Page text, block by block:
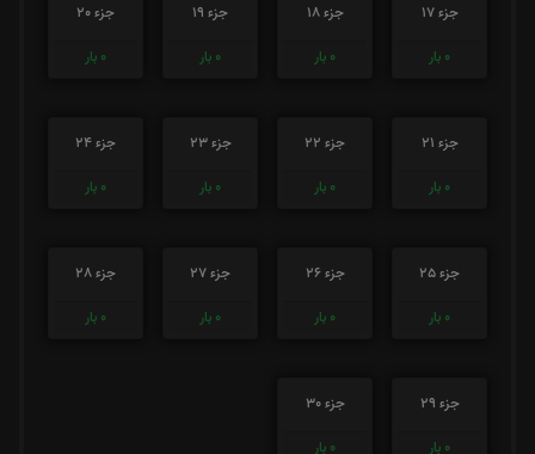
جزء 17
0 بار
جزء 18
0 بار
جزء 19
0 بار
جزء 20
0 بار
جزء 21
0 بار
جزء 22
0 بار
جزء 23
0 بار
جزء 24
0 بار
جزء 25
0 بار
جزء 26
0 بار
جزء 27
0 بار
جزء 28
0 بار
جزء 29
0 بار
جزء 30
0 بار